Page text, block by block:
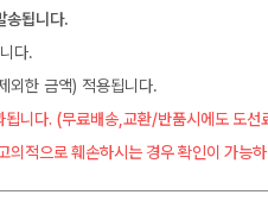
송됩니다.
다.
외한 금액) 적용됩니다.
니다. (무료배송,교환/반품시에도 도선
적으로 훼손하시는 경우 확인이 가능